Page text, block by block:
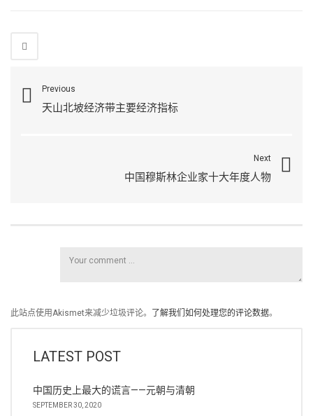
Previous
天山北坡经济带主要经济指标
Next
中国穆斯林企业家十大年度人物
此站点使用Akismet来减少垃圾评论。 了解我们如何处理您的评论数据。
LATEST POST
中国历史上最大的谎言——元朝与清朝
SEPTEMBER 30, 2020